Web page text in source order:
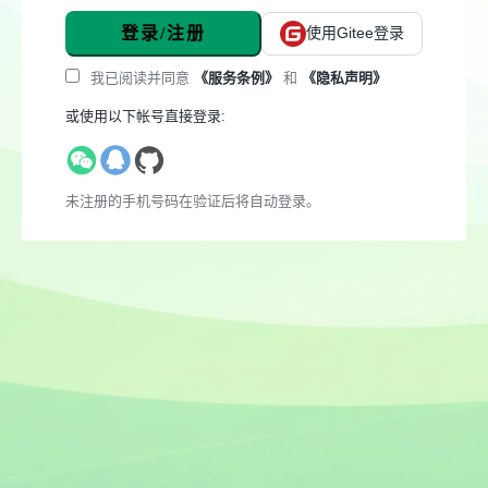
登录/注册 使用Gitee登录
我已阅读并同意 《服务条例》 和 《隐私声明》
或使用以下帐号直接登录:
未注册的手机号码在验证后将自动登录。